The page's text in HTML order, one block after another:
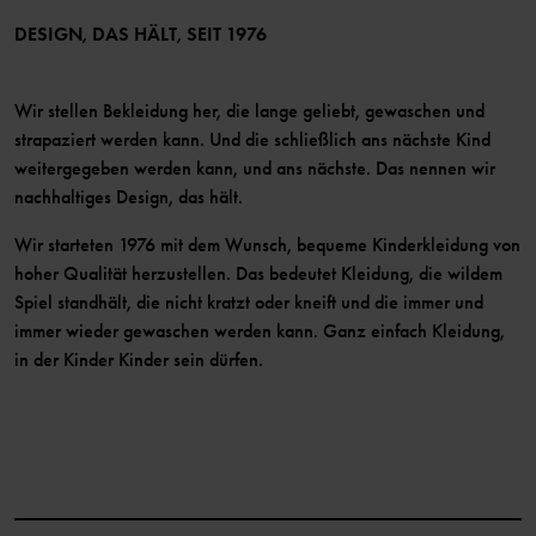
Mitglied werden
DESIGN, DAS HÄLT, SEIT 1976
Wir stellen Bekleidung her, die lange geliebt, gewaschen und
strapaziert werden kann. Und die schließlich ans nächste Kind
weitergegeben werden kann, und ans nächste. Das nennen wir
nachhaltiges Design, das hält.
Wir starteten 1976 mit dem Wunsch, bequeme Kinderkleidung von
hoher Qualität herzustellen. Das bedeutet Kleidung, die wildem
Spiel standhält, die nicht kratzt oder kneift und die immer und
immer wieder gewaschen werden kann. Ganz einfach Kleidung,
in der Kinder Kinder sein dürfen.